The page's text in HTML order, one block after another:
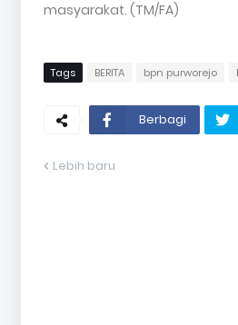
masyarakat. (TM/FA)
Tags BERITA bpn purworejo
Berbagi
Lebih baru